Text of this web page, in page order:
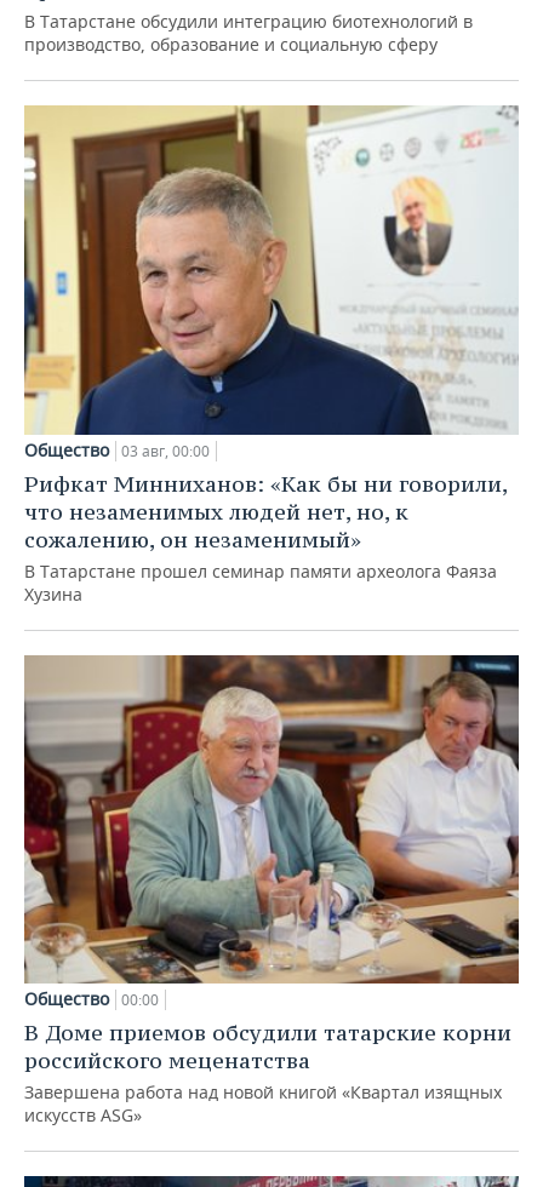
В Татарстане обсудили интеграцию биотехнологий в
производство, образование и социальную сферу
Общество 03 авг, 00:00
Рифкат Минниханов: «Как бы ни говорили,
что незаменимых людей нет, но, к
сожалению, он незаменимый»
В Татарстане прошел семинар памяти археолога Фаяза
Хузина
Общество 00:00
В Доме приемов обсудили татарские корни
российского меценатства
Завершена работа над новой книгой «Квартал изящных
искусств ASG»